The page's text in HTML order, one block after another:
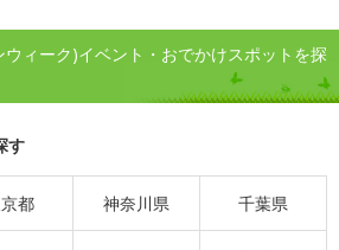
ィーク)イベント・おでかけスポットを探
す
都 神奈川県 千葉県